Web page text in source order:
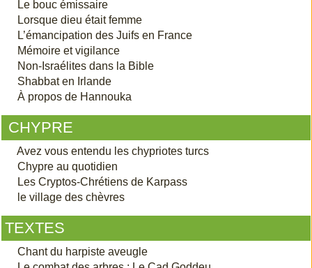
Le bouc émissaire
Lorsque dieu était femme
L’émancipation des Juifs en France
Mémoire et vigilance
Non-Israélites dans la Bible
Shabbat en Irlande
À propos de Hannouka
CHYPRE
Avez vous entendu les chypriotes turcs
Chypre au quotidien
Les Cryptos-Chrétiens de Karpass
le village des chèvres
TEXTES
Chant du harpiste aveugle